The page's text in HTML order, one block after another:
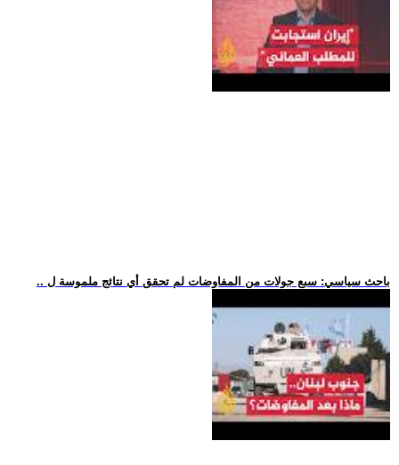
.. باحث سياسي: سبع جولات من المفاوضات لم تحقق أي نتائج ملموسة ل